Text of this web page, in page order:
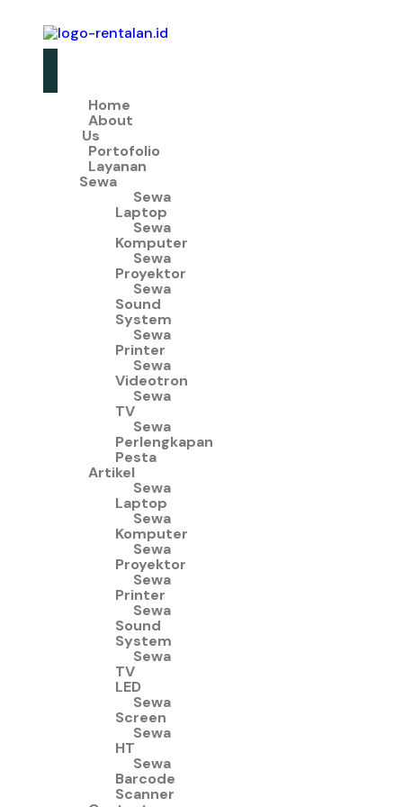
Home
About
Us
Portofolio
Layanan
Sewa
Sewa
Laptop
Sewa
Komputer
Sewa
Proyektor
Sewa
Sound
System
Sewa
Printer
Sewa
Videotron
Sewa
TV
Sewa
Perlengkapan
Pesta
Artikel
Sewa
Laptop
Sewa
Komputer
Sewa
Proyektor
Sewa
Printer
Sewa
Sound
System
Sewa
TV
LED
Sewa
Screen
Sewa
HT
Sewa
Barcode
Scanner